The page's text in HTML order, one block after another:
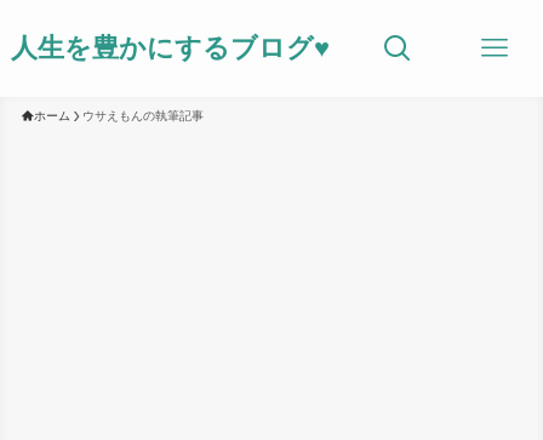
人生を豊かにするブログ♥
ホーム ウサえもんの執筆記事